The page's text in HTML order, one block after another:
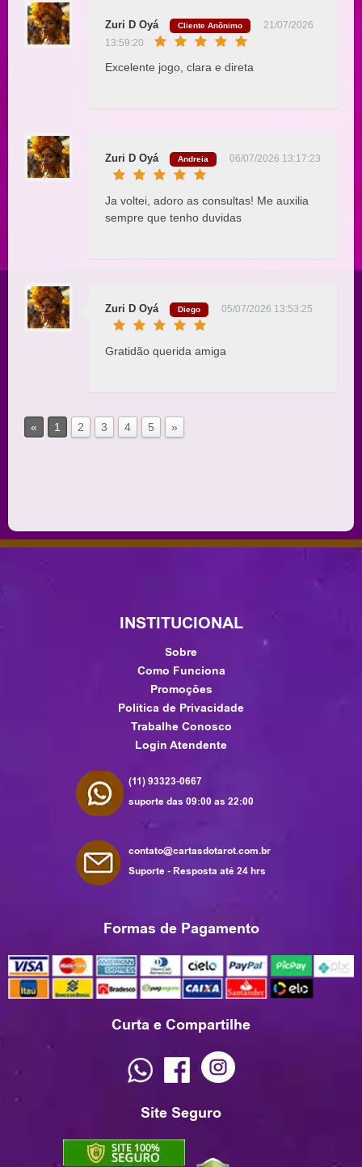
Zuri D Oyá Cliente Anônimo
21/07/2026
13:59:20
Excelente jogo, clara e direta
Zuri D Oyá Andreia 06/07/2026 13:17:23
Ja voltei, adoro as consultas! Me auxilia
sempre que tenho duvidas
Zuri D Oyá Diego 05/07/2026 13:53:25
Gratidão querida amiga
« 1 2 3 4 5 »
INSTITUCIONAL
Sobre
Como Funciona
Promoções
Política de Privacidade
Trabalhe Conosco
Login Atendente
(11) 93323-0667
suporte das 09:00 as 22:00
contato@cartasdotarot.com.br
Suporte - Resposta até 24 hrs
Formas de Pagamento
Curta e Compartilhe
Site Seguro